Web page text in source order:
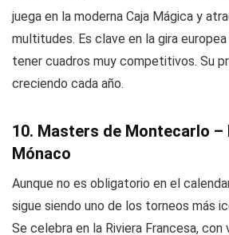
juega en la moderna Caja Mágica y
multitudes. Es clave en la gira
tener cuadros muy competitivos. Su
creciendo cada año.
10. Masters de Montecarlo –
Mónaco
Aunque no es obligatorio en el
sigue siendo uno de los torneos más
Se celebra en la Riviera Francesa, con